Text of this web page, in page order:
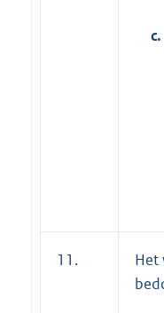
c.
11.
Het